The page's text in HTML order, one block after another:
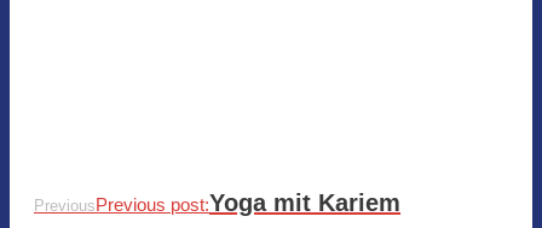
PreviousPrevious post:Yoga mit Kariem